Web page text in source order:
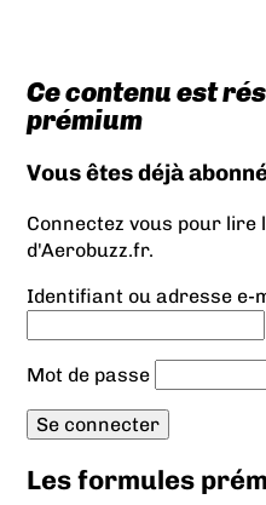
Ce contenu est
prémium
Vous êtes déjà
Connectez vous pour
d'Aerobuzz.fr.
Identifiant ou adresse e-
Mot de passe
Les formules